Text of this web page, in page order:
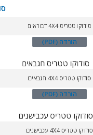
סודוקו טטריס 4X4 דבוראים
הורדה (PDF)
סודוקו טטריס 4X4 חגבאים
הורדה (PDF)
סודוקו טטריס 4X4 עכבישנים